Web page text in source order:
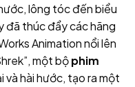
lông tóc đến biểu
đã thúc đẩy các hãng
Animation nổi lên
một bộphim
và hài hước, tạo ra một